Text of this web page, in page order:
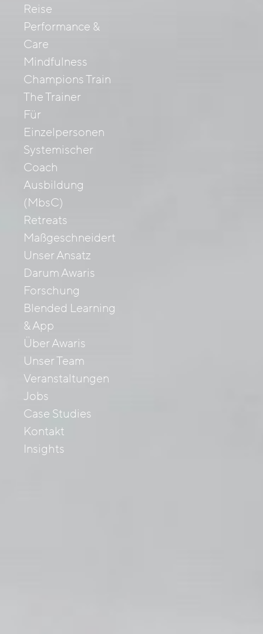
Reise
Performance &
Care
Mindfulness
Champions Train
The Trainer
Für
Einzelpersonen
Systemischer
Coach
Ausbildung
(MbsC)
Retreats
Maßgeschneidert
Unser Ansatz
Darum Awaris
Forschung
Blended Learning
& App
Über Awaris
Unser Team
Veranstaltungen
Jobs
Case Studies
Kontakt
Insights